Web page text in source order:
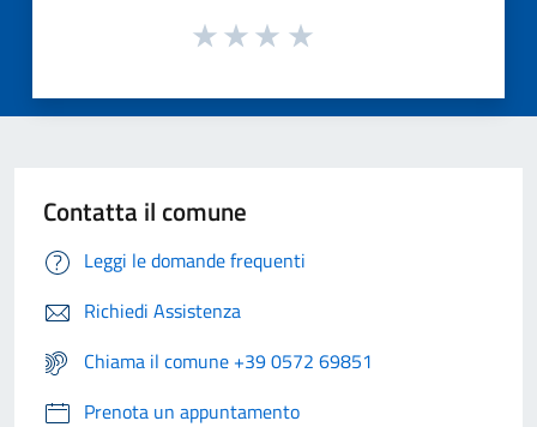
Contatta il comune
Leggi le domande frequenti
Richiedi Assistenza
Chiama il comune +39 0572 69851
Prenota un appuntamento